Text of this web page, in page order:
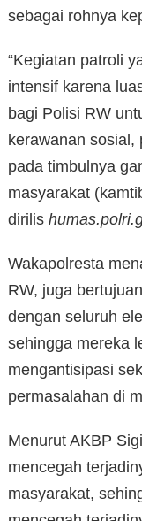
sebagai rohnya
“Kegiatan patroli
intensif karena
bagi Polisi RW
kerawanan sosial,
pada timbulnya
masyarakat
dirilis
Wakapolresta
RW, juga
dengan seluruh
sehingga mereka
mengantisipasi
permasalahan di
Menurut AKBP
mencegah
masyarakat,